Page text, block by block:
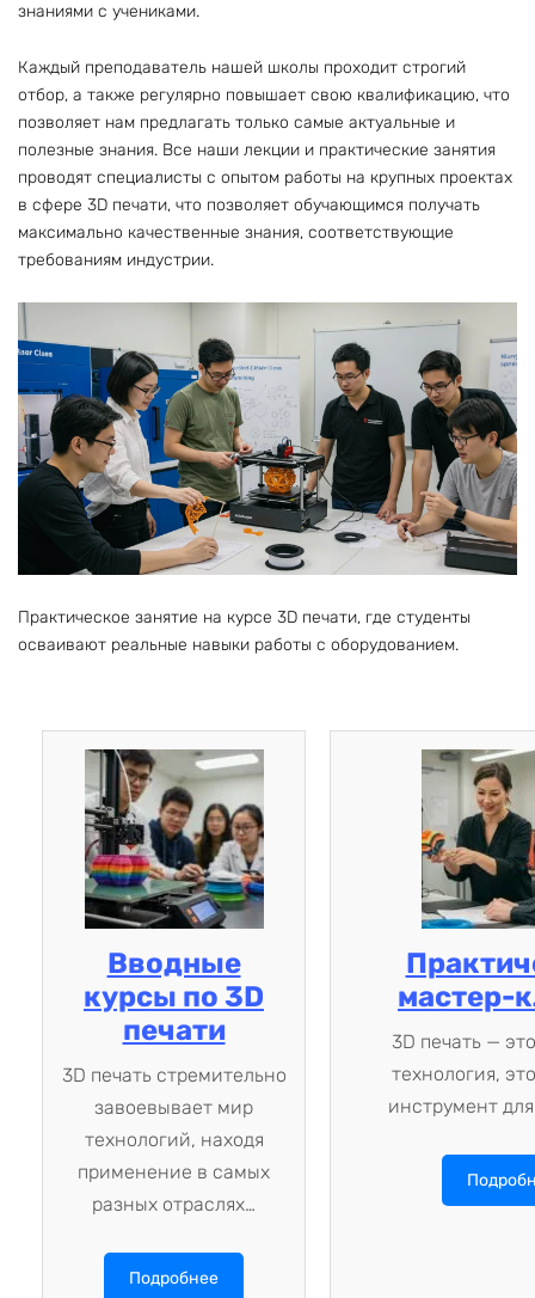
знаниями с учениками.
Каждый преподаватель нашей школы проходит строгий
отбор, а также регулярно повышает свою квалификацию, что
позволяет нам предлагать только самые актуальные и
полезные знания. Все наши лекции и практические занятия
проводят специалисты с опытом работы на крупных проектах
в сфере 3D печати, что позволяет обучающимся получать
максимально качественные знания, соответствующие
требованиям индустрии.
Практическое занятие на курсе 3D печати, где студенты
осваивают реальные навыки работы с оборудованием.
Вводные
курсы по 3D
печати
3D печать стремительно
завоевывает мир
технологий, находя
применение в самых
разных отраслях…
Подробнее
мастер-
3D печать —
технология,
инструмент